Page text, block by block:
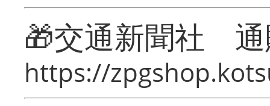
🎁交通新聞社
https://